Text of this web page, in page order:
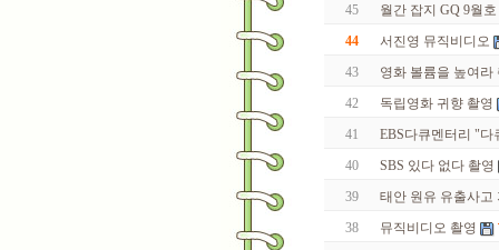
45
월간 잡지 GQ 9월
44
서진영 뮤직비디오
43
영화 볼륨을 높여라
42
독립영화 귀향 촬영
41
EBS다큐멘터리 "다
40
SBS 있다 없다 촬영
39
태안 원유 유출사고
38
뮤직비디오 촬영